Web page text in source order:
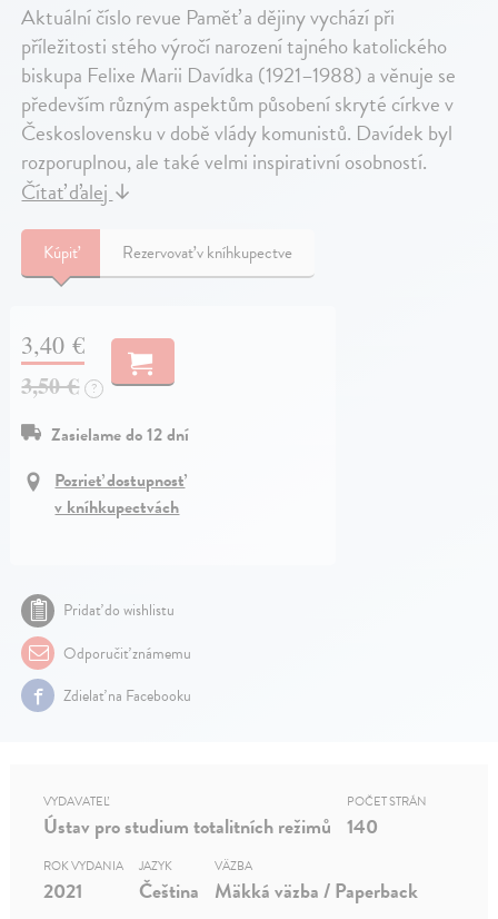
Aktuální číslo revue Paměť a dějiny vychází při
příležitosti stého výročí narození tajného katolického
biskupa Felixe Marii Davídka (1921–1988) a věnuje se
především různým aspektům působení skryté církve v
Československu v době vlády komunistů. Davídek byl
rozporuplnou, ale také velmi inspirativní osobností.
Čítať ďalej↓
Kúpiť Rezervovať v kníhkupectve
3,40 €
3,50 €
?
Zasielame do 12 dní
Pozrieť dostupnosť
v kníhkupectvách
Pridať do wishlistu
Odporučiť známemu
Zdielať na Facebooku
VYDAVATEĽ
Ústav pro studium totalitních režimů
POČET STRÁN
140
ROK VYDANIA
2021
JAZYK
Čeština
VÄZBA
Mäkká väzba / Paperback